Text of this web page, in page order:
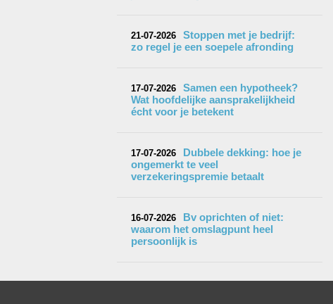
21-07-2026
Stoppen met je bedrijf:
zo regel je een soepele afronding
17-07-2026
Samen een hypotheek?
Wat hoofdelijke aansprakelijkheid
écht voor je betekent
17-07-2026
Dubbele dekking: hoe je
ongemerkt te veel
verzekeringspremie betaalt
16-07-2026
Bv oprichten of niet:
waarom het omslagpunt heel
persoonlijk is